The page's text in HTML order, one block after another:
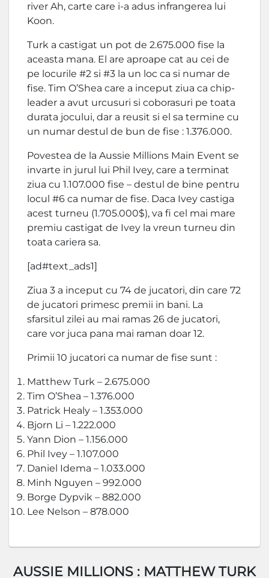
river Ah, carte care i-a adus infrangerea lui
Koon.
Turk a castigat un pot de 2.675.000 fise la
aceasta mana. El are aproape cat au cei de
pe locurile #2 si #3 la un loc ca si numar de
fise. Tim O’Shea care a inceput ziua ca chip-
leader a avut urcusuri si coborasuri pe toata
durata jocului, dar a reusit si el sa termine cu
un numar destul de bun de fise : 1.376.000.
Povestea de la Aussie Millions Main Event se
invarte in jurul lui Phil Ivey, care a terminat
ziua cu 1.107.000 fise – destul de bine pentru
locul #6 ca numar de fise. Daca Ivey castiga
acest turneu (1.705.000$), va fi cel mai mare
premiu castigat de Ivey la vreun turneu din
toata cariera sa.
[ad#text_ads1]
Ziua 3 a inceput cu 74 de jucatori, din care 72
de jucatori primesc premii in bani. La
sfarsitul zilei au mai ramas 26 de jucatori,
care vor juca pana mai raman doar 12.
Primii 10 jucatori ca numar de fise sunt :
Matthew Turk – 2.675.000
Tim O’Shea – 1.376.000
Patrick Healy – 1.353.000
Bjorn Li – 1.222.000
Yann Dion – 1.156.000
Phil Ivey – 1.107.000
Daniel Idema – 1.033.000
Minh Nguyen – 992.000
Borge Dypvik – 882.000
Lee Nelson – 878.000
AUSSIE MILLIONS : MATTHEW TURK